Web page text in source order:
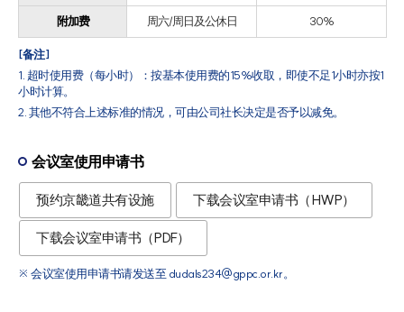
附加费 周六/周日及公休日 30%
[备注]
1. 超时使用费（每小时）：按基本使用费的15%收取，即使不足1小时亦按1
小时计算。
2. 其他不符合上述标准的情况，可由公司社长决定是否予以减免。
会议室使用申请书
预约京畿道共有设施 下载会议室申请书（HWP）
下载会议室申请书（PDF）
※ 会议室使用申请书请发送至 dudals234@gppc.or.kr。